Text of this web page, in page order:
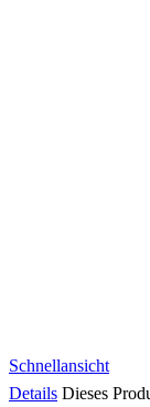
Schnellansicht
Details Dieses